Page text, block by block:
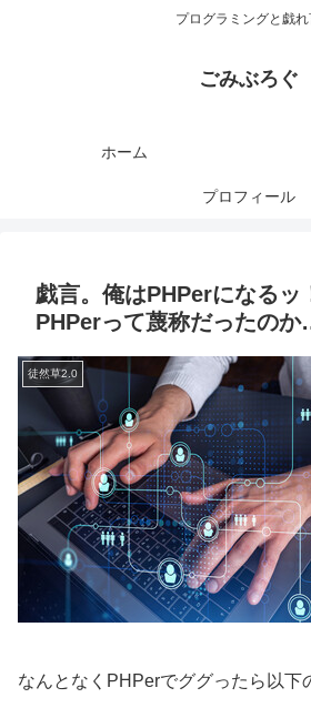
プログラミングと戯
ごみぶろぐ
ホーム
プロフィール
戯言。俺はPHPerになる
PHPerって蔑称だったのか
徒然草2.0
なんとなくPHPerでググったら以下